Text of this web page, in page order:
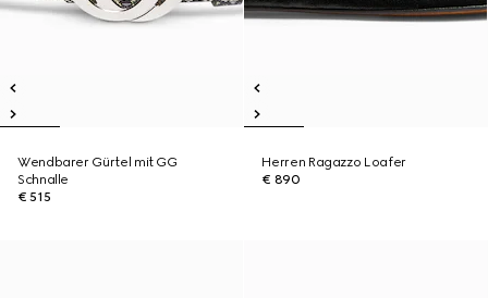
Wendbarer Gürtel mit GG
Schnalle
€ 515
Herren Ragazzo Loafer
€ 890